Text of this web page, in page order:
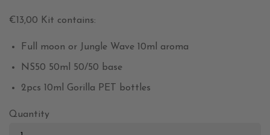
€13,00 Kit contains:
Full moon or Jungle Wave 10ml aroma
NS50 50ml 50/50 base
2pcs 10ml Gorilla PET bottles
Quantity